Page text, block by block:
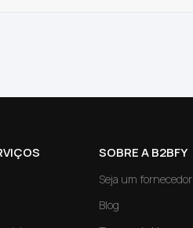
SOBRE A B2BFY
Seja um fornecedor
Blog